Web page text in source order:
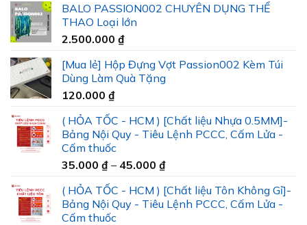
BALO PASSION002 CHUYÊN DỤNG THỂ
THAO Loại lớn
2.500.000 ₫
[Mua lẻ] Hộp Đựng Vợt Passion002 Kèm Túi
Dùng Làm Quà Tặng
120.000 ₫
( HỎA TỐC - HCM ) [Chất liệu Nhựa 0.5MM]-
Bảng Nội Quy - Tiêu Lệnh PCCC, Cấm Lửa -
Cấm thuốc
35.000 ₫ – 45.000 ₫Khoảng
từ
35.000 ₫
( HỎA TỐC - HCM ) [Chất liệu Tôn Không Gỉ]-
Bảng Nội Quy - Tiêu Lệnh PCCC, Cấm Lửa -
Cấm thuốc